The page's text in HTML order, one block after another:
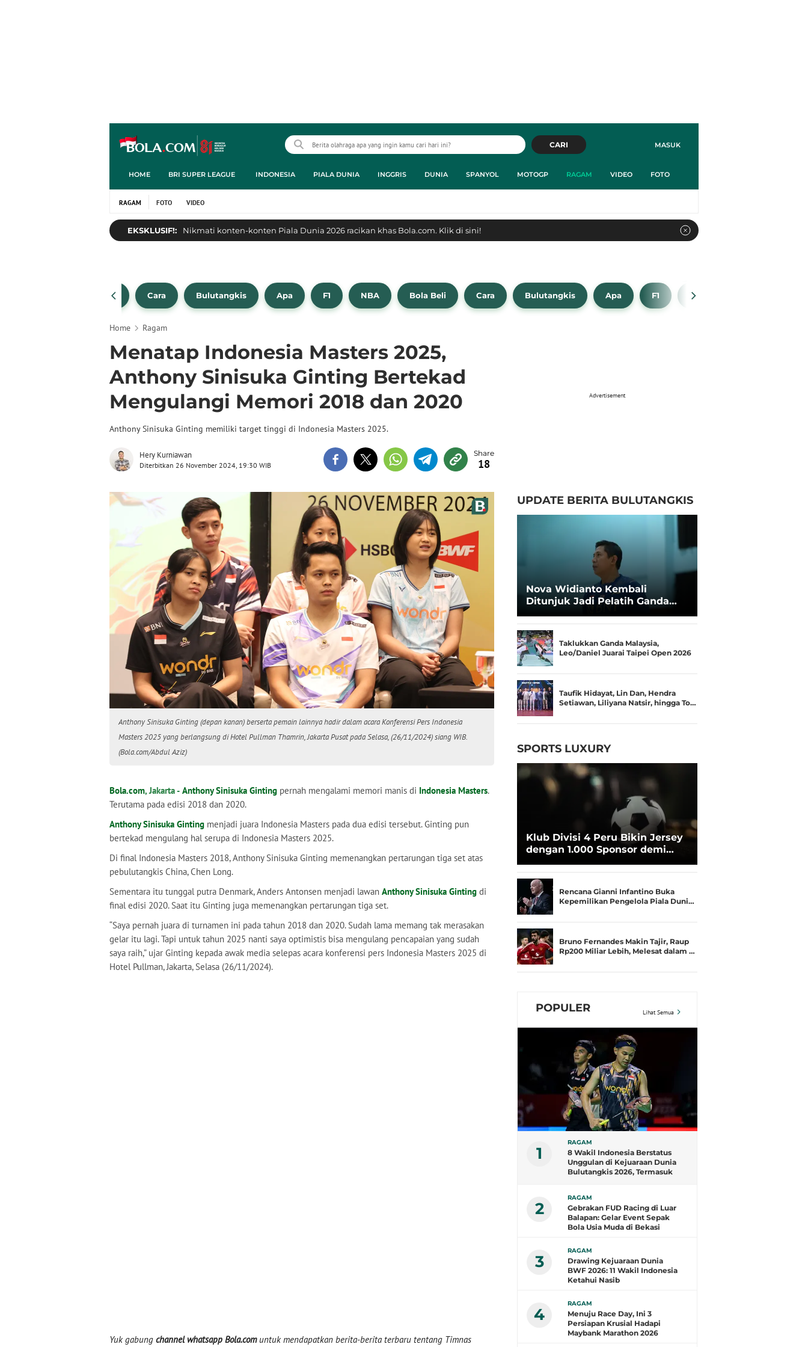
MASUK
CARI
HOME BRI SUPER LEAGUE INDONESIA PIALA DUNIA INGGRIS DUNIA SPANYOL MOTOGP RAGAM VIDEO FOTO
RAGAM FOTO VIDEO
EKSKLUSIF!: Nikmati konten-konten Piala Dunia 2026 racikan khas Bola.com. Klik di sini!
Bola Beli Cara Bulutangkis Apa F1 NBA Bola Beli Cara Bulutangkis Apa F1 NBA
Home Ragam
Menatap Indonesia Masters 2025,
Anthony Sinisuka Ginting Bertekad
Mengulangi Memori 2018 dan 2020
Anthony Sinisuka Ginting memiliki target tinggi di Indonesia Masters 2025.
Hery Kurniawan
Diterbitkan 26 November 2024, 19:30 WIB 18
Anthony Sinisuka Ginting (depan kanan) berserta pemain lainnya hadir dalam acara Konferensi Pers Indonesia
Masters 2025 yang berlangsung di Hotel Pullman Thamrin, Jakarta Pusat pada Selasa, (26/11/2024) siang WIB.
(Bola.com/Abdul Aziz)
Bola.com, Jakarta - Anthony Sinisuka Ginting pernah mengalami memori manis di Indonesia Masters.
Terutama pada edisi 2018 dan 2020.
Anthony Sinisuka Ginting menjadi juara Indonesia Masters pada dua edisi tersebut. Ginting pun
bertekad mengulang hal serupa di Indonesia Masters 2025.
Di final Indonesia Masters 2018, Anthony Sinisuka Ginting memenangkan pertarungan tiga set atas
pebulutangkis China, Chen Long.
Sementara itu tunggal putra Denmark, Anders Antonsen menjadi lawan Anthony Sinisuka Ginting di
final edisi 2020. Saat itu Ginting juga memenangkan pertarungan tiga set.
“Saya pernah juara di turnamen ini pada tahun 2018 dan 2020. Sudah lama memang tak merasakan
gelar itu lagi. Tapi untuk tahun 2025 nanti saya optimistis bisa mengulang pencapaian yang sudah
saya raih,” ujar Ginting kepada awak media selepas acara konferensi pers Indonesia Masters 2025 di
Hotel Pullman, Jakarta, Selasa (26/11/2024).
Yuk gabung channel whatsapp Bola.comuntuk mendapatkan berita-berita terbaru tentang Timnas
Advertisement
UPDATE BERITA BULUTANGKIS
Nova Widianto Kembali
Ditunjuk Jadi Pelatih Ganda
Taklukkan Ganda Malaysia,
Leo/Daniel Juarai Taipei Open 2026
Taufik Hidayat, Lin Dan, Hendra
Setiawan, Liliyana Natsir, hingga To…
SPORTS LUXURY
Klub Divisi 4 Peru Bikin Jersey
dengan 1.000 Sponsor demi
Rencana Gianni Infantino Buka
Kepemilikan Pengelola Piala Duni…
Bruno Fernandes Makin Tajir, Raup
Rp200 Miliar Lebih, Melesat dalam …
POPULER Lihat Semua
1
RAGAM
8 Wakil Indonesia Berstatus
Unggulan di Kejuaraan Dunia
Bulutangkis 2026, Termasuk
2
RAGAM
Gebrakan FUD Racing di Luar
Balapan: Gelar Event Sepak
Bola Usia Muda di Bekasi
3
RAGAM
Drawing Kejuaraan Dunia
BWF 2026: 11 Wakil Indonesia
Ketahui Nasib
4
RAGAM
Menuju Race Day, Ini 3
Persiapan Krusial Hadapi
Maybank Marathon 2026